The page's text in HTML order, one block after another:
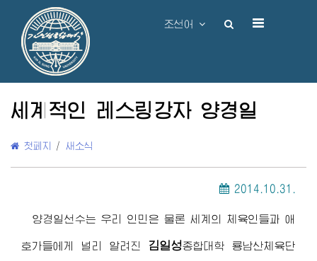
조선어
세계적인 레스링강자 양경일
첫페지 / 새소식
2014.10.31.
양경일선수는 우리 인민은 물론 세계의 체육인들과 애
호가들에게 널리 알려진 김일성종합대학 룡남산체육단